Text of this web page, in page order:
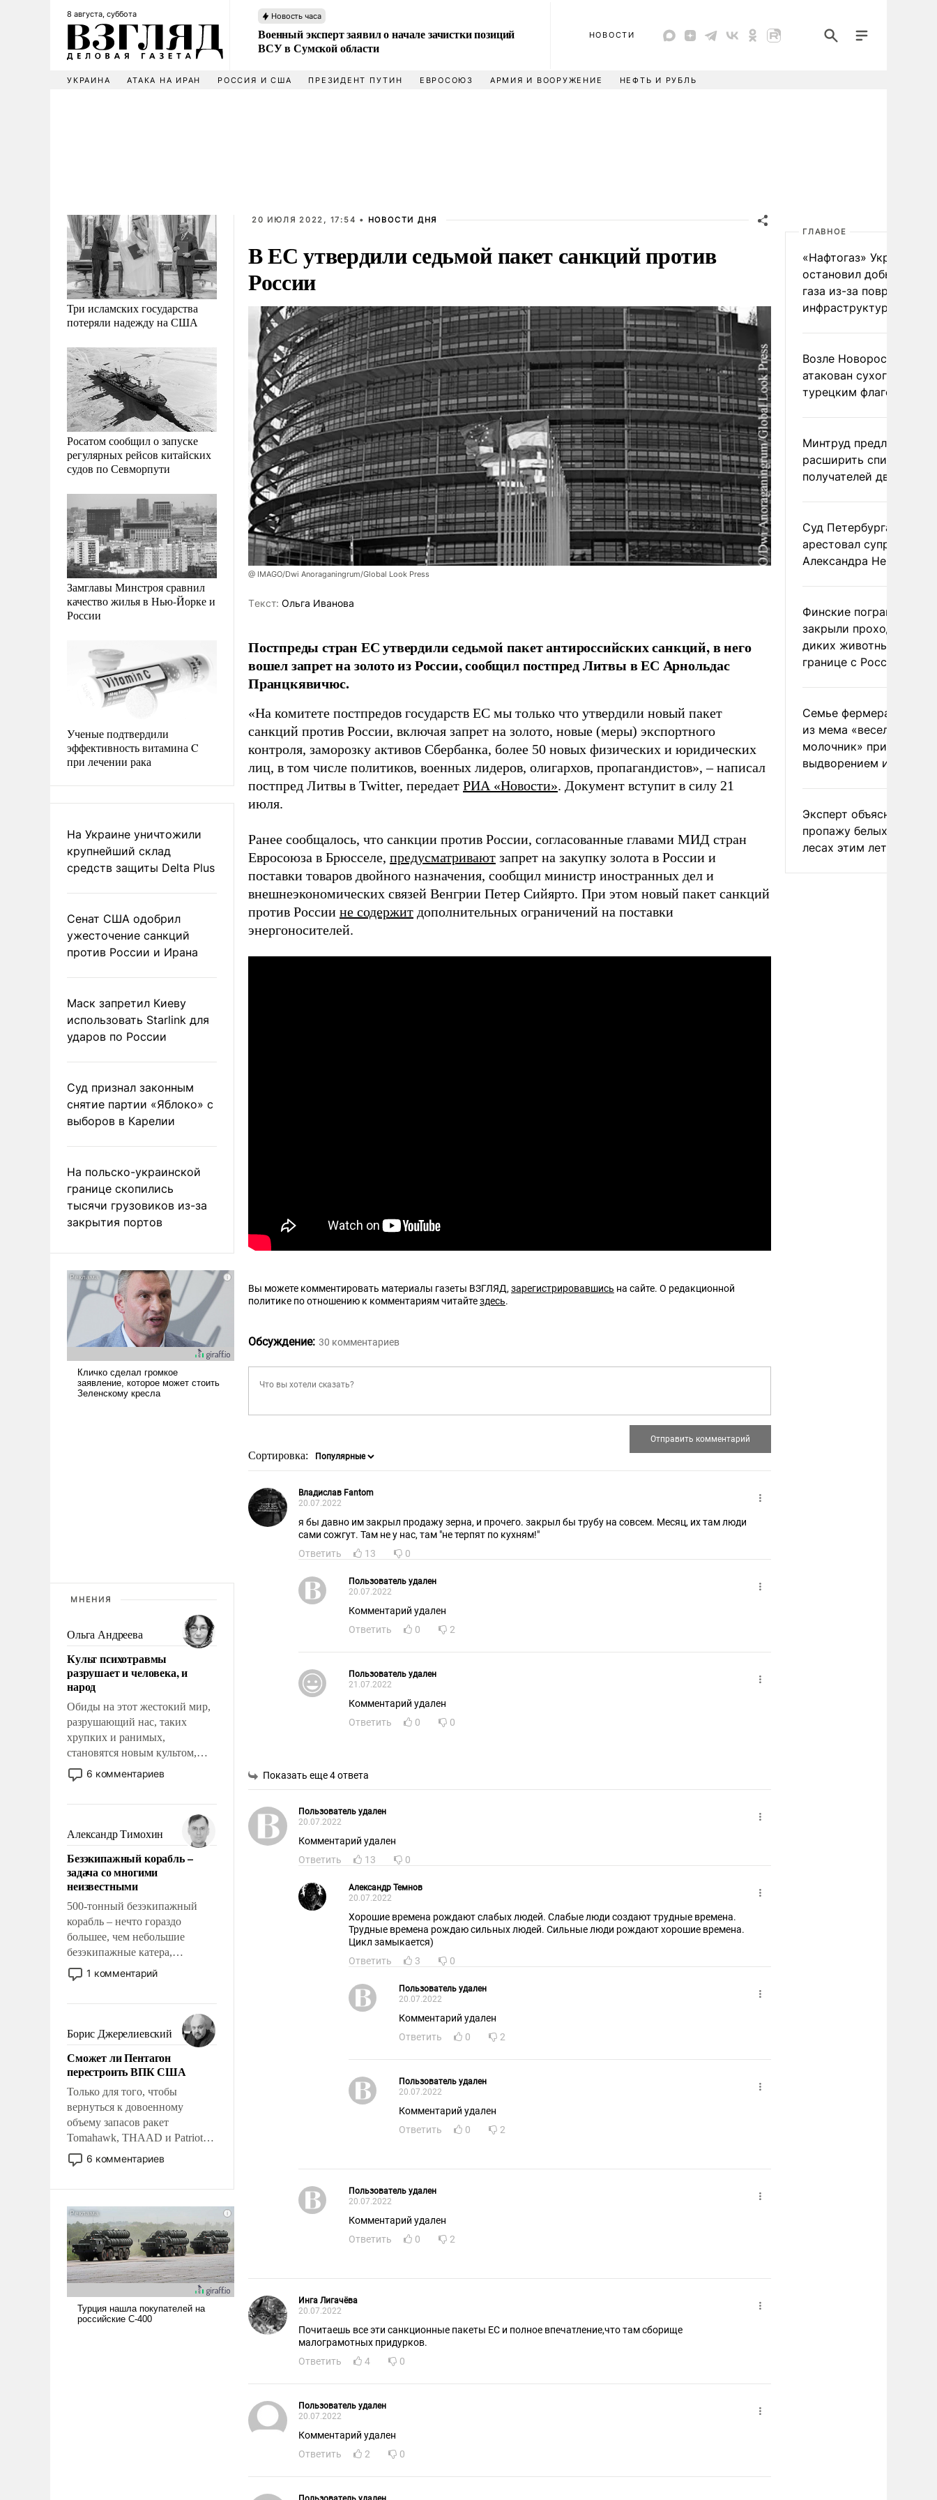
8 августа, суббота Новость часа
Военный эксперт заявил о начале зачистки позиций
ВСУ в Сумской области
НОВОСТИ
УКРАИНА АТАКА НА ИРАН РОССИЯ И США ПРЕЗИДЕНТ ПУТИН ЕВРОСОЮЗ АРМИЯ И ВООРУЖЕНИЕ НЕФТЬ И РУБЛЬ
Три исламских государства
потеряли надежду на США
Росатом сообщил о запуске
регулярных рейсов китайских
судов по Севморпути
Замглавы Минстроя сравнил
качество жилья в Нью-Йорке и
России
Ученые подтвердили
эффективность витамина C
при лечении рака
На Украине уничтожили
крупнейший склад
средств защиты Delta Plus
Сенат США одобрил
ужесточение санкций
против России и Ирана
Маск запретил Киеву
использовать Starlink для
ударов по России
Суд признал законным
снятие партии «Яблоко» с
выборов в Карелии
На польско-украинской
границе скопились
тысячи грузовиков из-за
закрытия портов
МНЕНИЯ
Ольга Андреева
Культ психотравмы
разрушает и человека, и
народ
Обиды на этот жестокий мир,
разрушающий нас, таких
хрупких и ранимых,
становятся новым культом,
постепенно вытесняя и
отменяя традиционное
мужественным и твердым под
ударами судьбы, брать на себя
ответственность, помогать
слабым, идти вперед и
адаптироваться.
6 комментариев
Александр Тимохин
Безэкипажный корабль –
задача со многими
неизвестными
500-тонный безэкипажный
корабль – нечто гораздо
большее, чем небольшие
безэкипажные катера,
применение которых уже
стало обыденностью. Задача по
сложна и амбициозна. Однако
и ее реализация радикально
поднимет наши боевые
возможности.
1 комментарий
Борис Джерелиевский
Сможет ли Пентагон
перестроить ВПК США
Только для того, чтобы
вернуться к довоенному
объему запасов ракет
Tomahawk, THAAD и Patriot
США потребуется более трех
лет. Даже небольшая война с
Сложившаяся ситуация
означает многолетний период
уязвимости США, например,
перед Китаем.
6 комментариев
20 ИЮЛЯ 2022, 17:54 • НОВОСТИ ДНЯ
В ЕС утвердили седьмой пакет санкций против
России
@ IMAGO/Dwi Anoraganingrum/Global Look Press
Tекст: Ольга Иванова
Постпреды стран ЕС утвердили седьмой пакет антироссийских санкций, в него
вошел запрет на золото из России, сообщил постпред Литвы в ЕС Арнольдас
Пранцкявичюс.
«На комитете постпредов государств ЕС мы только что утвердили новый пакет
санкций против России, включая запрет на золото, новые (меры) экспортного
контроля, заморозку активов Сбербанка, более 50 новых физических и юридических
лиц, в том числе политиков, военных лидеров, олигархов, пропагандистов», – написал
постпред Литвы в Twitter, передает РИА «Новости». Документ вступит в силу 21
июля.
Ранее сообщалось, что санкции против России, согласованные главами МИД стран
Евросоюза в Брюсселе, предусматривают запрет на закупку золота в России и
поставки товаров двойного назначения, сообщил министр иностранных дел и
внешнеэкономических связей Венгрии Петер Сийярто. При этом новый пакет санкций
против России не содержит дополнительных ограничений на поставки
энергоносителей.
Вы можете комментировать материалы газеты ВЗГЛЯД,зарегистрировавшись на сайте. О редакционной
политике по отношению к комментариям читайтездесь.
Обсуждение: 30 комментариев
Сортировка:
Владислав Fantom
20.07.2022
я бы давно им закрыл продажу зерна, и прочего. закрыл бы трубу на совсем. Месяц, их там люди
сами сожгут. Там не у нас, там "не терпят по кухням!"
Ответить
13 0
Пользователь удален
20.07.2022
Комментарий удален
Ответить
0 2
Пользователь удален
21.07.2022
Комментарий удален
Ответить
0 0
Показать еще 4 ответа
Пользователь удален
20.07.2022
Комментарий удален
Ответить
13 0
Александр Темнов
20.07.2022
Хорошие времена рождают слабых людей. Слабые люди создают трудные времена.
Трудные времена рождаю сильных людей. Сильные люди рождают хорошие времена.
Цикл замыкается)
Ответить
3 0
Пользователь удален
20.07.2022
Комментарий удален
Ответить
0 2
Пользователь удален
20.07.2022
Комментарий удален
Ответить
0 2
Пользователь удален
20.07.2022
Комментарий удален
Ответить
0 2
Инга Лигачёва
20.07.2022
Почитаешь все эти санкционные пакеты ЕС и полное впечатление,что там сборище
малограмотных придурков.
Ответить
4 0
Пользователь удален
20.07.2022
Комментарий удален
Ответить
2 0
ГЛАВНОЕ
«Нафтогаз» Украины
остановил добычу
газа из-за повреждения
инфраструктуры
Возле Новороссийска
атакован сухогруз под
турецким флагом
Минтруд предложил
расширить список
получателей двух
Суд Петербурга заочно
арестовал супругу
Александра Невзорова
Финские пограничники
закрыли проходы для
диких животных на
границе с Россией
Семье фермера
из мема «веселый
молочник» пригрозили
выдворением из
Эксперт объяснил
пропажу белых грибов
лесах этим летом